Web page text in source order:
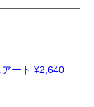
ート ¥2,640